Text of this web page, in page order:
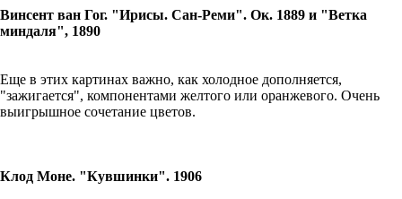
Винсент ван Гог. "Ирисы. Сан-Реми". Ок. 1889 и "Ветка
миндаля", 1890
Еще в этих картинах важно, как холодное дополняется,
"зажигается", компонентами желтого или оранжевого. Очень
выигрышное сочетание цветов.
Клод Моне. "Кувшинки". 1906